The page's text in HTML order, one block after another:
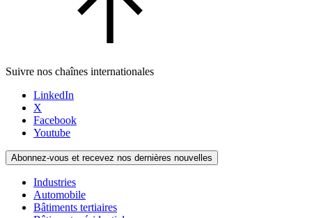
Suivre nos chaînes internationales
LinkedIn
X
Facebook
Youtube
Abonnez-vous et recevez nos dernières nouvelles
Industries
Automobile
Bâtiments tertiaires